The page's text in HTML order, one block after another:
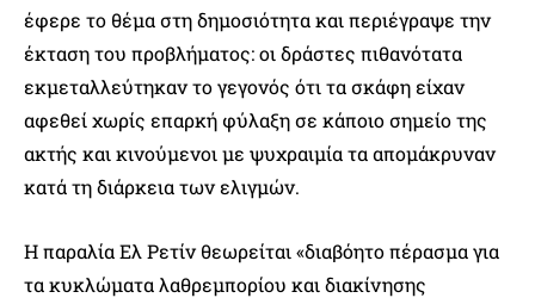
έφερε το θέμα στη δημοσιότητα και περιέγραψε την
έκταση του προβλήματος: οι δράστες πιθανότατα
εκμεταλλεύτηκαν το γεγονός ότι τα σκάφη είχαν
αφεθεί χωρίς επαρκή φύλαξη σε κάποιο σημείο της
ακτής και κινούμενοι με ψυχραιμία τα απομάκρυναν
κατά τη διάρκεια των ελιγμών.
Η παραλία Ελ Ρετίν θεωρείται «διαβόητο πέρασμα για
τα κυκλώματα λαθρεμπορίου και διακίνησης